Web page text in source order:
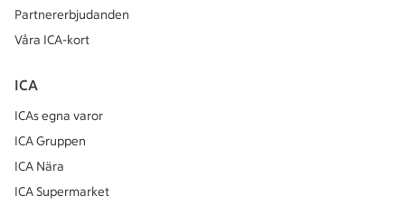
Partnererbjudanden
Våra ICA-kort
ICA
ICAs egna varor
ICA Gruppen
ICA Nära
ICA Supermarket